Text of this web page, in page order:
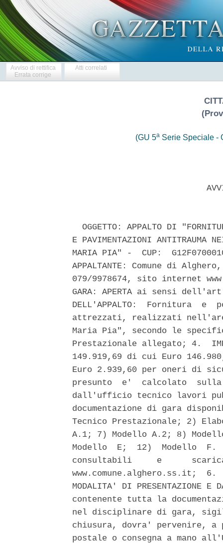
Avviso di rettifica
Errata corrige
Atti correlati
(GU 5a Serie Speciale -
OGGETTO: APPALTO DI
E PAVIMENTAZIONI
MARIA PIA" -  CUP:
APPALTANTE: Comune di
079/9978674, sito internet
GARA: APERTA ai sensi
DELL'APPALTO:  Fornitura
attrezzati, realizzati
Maria Pia", secondo le
Prestazionale allegato; 4.
149.919,69 di cui Euro
Euro 2.939,60 per oneri di
presunto  e'  calcolato  sulla
dall'ufficio tecnico lavori
documentazione di gara
Tecnico Prestazionale; 2)
A.1; 7) Modello A.2; 8)
Modello  E;  12)  Modello
consultabili     e
www.comune.alghero.ss.it;  6.
MODALITA' DI PRESENTAZIONE
contenente tutta la
nel disciplinare di gara,
chiusura, dovra' pervenire, a
postale o consegna a mano